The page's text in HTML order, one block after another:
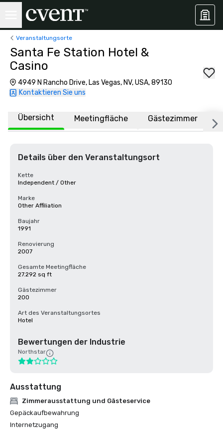
Veranstaltungsorte
Santa Fe Station Hotel &
Casino
4949 N Rancho Drive, Las Vegas, NV, USA, 89130
Kontaktieren Sie uns
Übersicht Meetingfläche Gästezimmer
Details über den Veranstaltungsort
Kette
Independent / Other
Marke
Other Affiliation
Baujahr
1991
Renovierung
2007
Gesamte Meetingfläche
27.292 sq ft
Gästezimmer
200
Art des Veranstaltungsortes
Hotel
Bewertungen der Industrie
Northstar
Ausstattung
Zimmerausstattung und Gästeservice
Gepäckaufbewahrung
Internetzugang